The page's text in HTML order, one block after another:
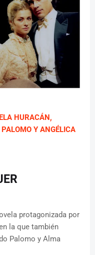
HURACÁN,
Y ANGÉLICA
protagonizada por
la que también
Palomo y Alma